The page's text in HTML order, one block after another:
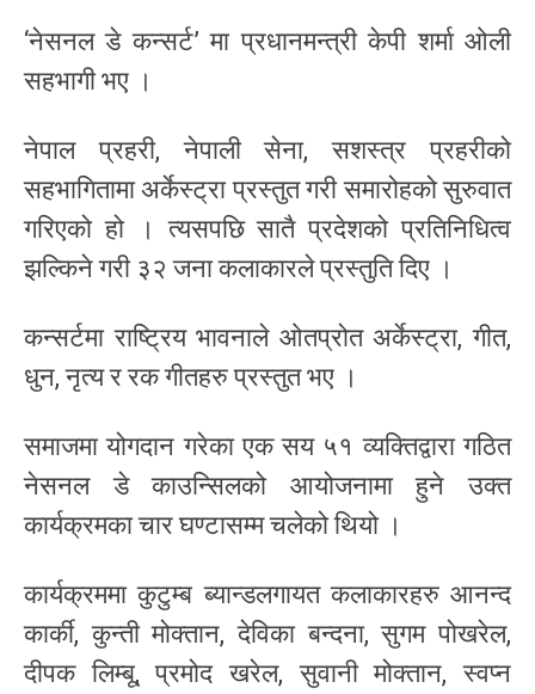
‘नेसनल डे कन्सर्ट’ मा प्रधानमन्त्री केपी शर्मा ओली
सहभागी भए ।
नेपाल प्रहरी, नेपाली सेना, सशस्त्र प्रहरीको
सहभागितामा अर्केस्ट्रा प्रस्तुत गरी समारोहको सुरुवात
गरिएको हो । त्यसपछि सातै प्रदेशको प्रतिनिधित्व
झल्किने गरी ३२ जना कलाकारले प्रस्तुति दिए ।
कन्सर्टमा राष्ट्रिय भावनाले ओतप्रोत अर्केस्ट्रा, गीत,
धुन, नृत्य र रक गीतहरु प्रस्तुत भए ।
समाजमा योगदान गरेका एक सय ५१ व्यक्तिद्वारा गठित
नेसनल डे काउन्सिलको आयोजनामा हुने उक्त
कार्यक्रमका चार घण्टासम्म चलेको थियो ।
कार्यक्रममा कुटुम्ब ब्यान्डलगायत कलाकारहरु आनन्द
कार्की, कुन्ती मोक्तान, देविका बन्दना, सुगम पोखरेल,
दीपक लिम्बू, प्रमोद खरेल, सुवानी मोक्तान, स्वप्न